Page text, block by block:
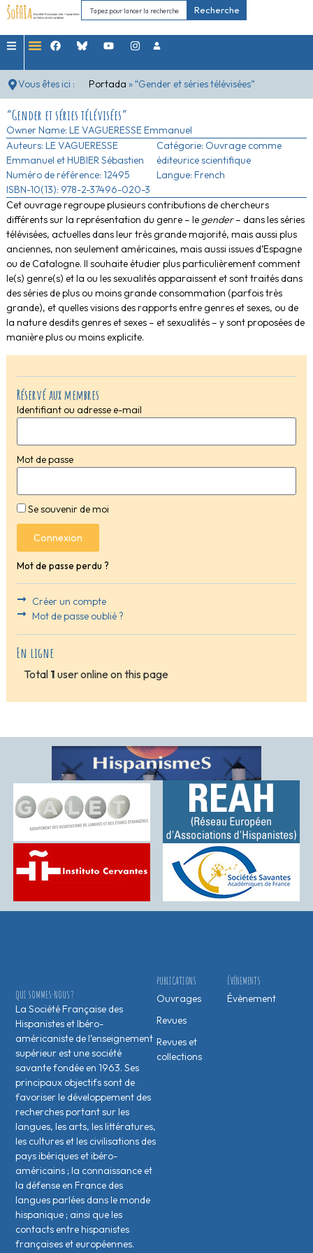
Recherche
Vous êtes ici : Portada »“Gender et séries télévisées”
Réservé aux membres
Identifiant ou adresse e-mail
Mot de passe
Se souvenir de moi
Connexion
Mot de passe perdu ?
Créer un compte
Mot de passe oublié ?
En ligne
Total 1 user online on this page
“Gender et séries télévisées”
Owner Name: LE VAGUERESSE Emmanuel
Auteurs: LE VAGUERESSE
Emmanuel et HUBIER Sébastien
Numéro de référence: 12495
ISBN-10(13): 978-2-37496-020-3
Catégorie: Ouvrage comme
éditeurice scientifique
Langue: French
Cet ouvrage regroupe plusieurs contributions de chercheurs
différents sur la représentation du genre – le gender– dans les séries
télévisées, actuelles dans leur très grande majorité, mais aussi plus
anciennes, non seulement américaines, mais aussi issues d’Espagne
ou de Catalogne. Il souhaite étudier plus particulièrement comment
le(s) genre(s) et la ou les sexualités apparaissent et sont traités dans
des séries de plus ou moins grande consommation (parfois très
grande), et quelles visions des rapports entre genres et sexes, ou de
la nature desdits genres et sexes – et sexualités – y sont proposées de
manière plus ou moins explicite.
ÉVÉNEMENTS
Évènement
PUBLICATIONS
Ouvrages
Revues
Revues et
collections
QUI SOMMES-NOUS ?
La Société Française des
Hispanistes et Ibéro-
américaniste de l’enseignement
supérieur est une société
savante fondée en 1963. Ses
principaux objectifs sont de
favoriser le développement des
recherches portant sur les
langues, les arts, les littératures,
les cultures et les civilisations des
pays ibériques et ibéro-
américains ; la connaissance et
la défense en France des
langues parlées dans le monde
hispanique ; ainsi que les
contacts entre hispanistes
français·es et européen·nes.